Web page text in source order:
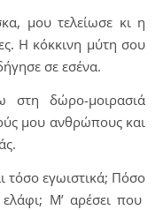
μου τελείωσε κι η
Η κόκκινη μύτη σου
σε εσένα.
στη δώρο-μοιρασιά
μου ανθρώπους και
τόσο εγωιστικά; Πόσο
Μ’ αρέσει που